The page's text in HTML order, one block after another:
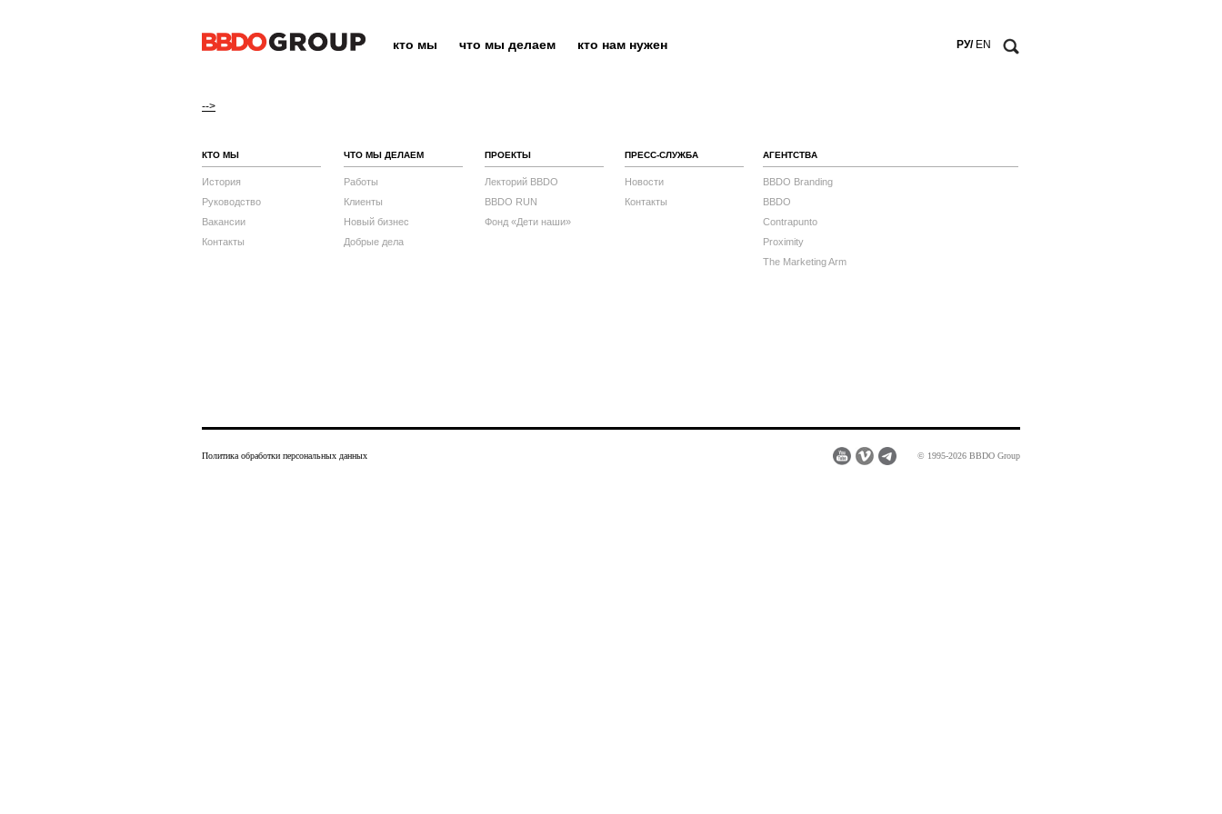
кто мы что мы делаем кто нам нужен РУ/ EN
-->
КТО МЫ
История
Руководство
Вакансии
Контакты
ЧТО МЫ ДЕЛАЕМ
Работы
Клиенты
Новый бизнес
Добрые дела
ПРОЕКТЫ
Лекторий BBDO
BBDO RUN
Фонд «Дети наши»
ПРЕСС-СЛУЖБА
Новости
Контакты
АГЕНТСТВА
BBDO Branding
BBDO
Contrapunto
Proximity
The Marketing Arm
© 1995-2026 BBDO Group
Политика обработки персональных данных